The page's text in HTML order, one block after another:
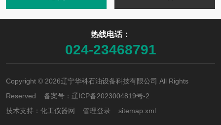
热线电话：
024-23468791
Copyright © 2026辽宁华科石油设备科技有限公司 All Rights
Reserved 备案号： 辽ICP备2023004819号-2
技术支持： 化工仪器网 管理登录 sitemap.xml